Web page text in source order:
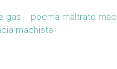
gas poema maltrato
machista